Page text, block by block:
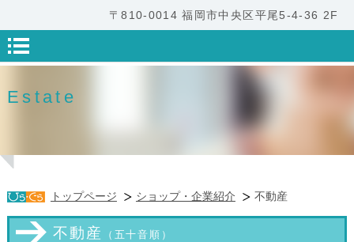
〒810-0014 福岡市中央区平尾5-4-36 2F
Estate
トップページ ショップ・企業紹介 不動産
不動産 （五十音順）